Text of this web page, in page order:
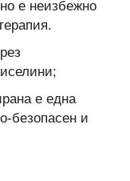
е неизбежно
е една
безопасен и